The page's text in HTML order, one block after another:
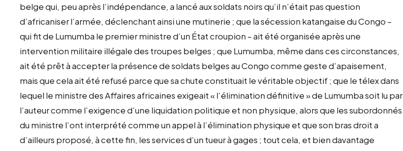
belge qui, peu après l’indépendance, a lancé aux soldats noirs qu’il n’était pas question
d’africaniser l’armée, déclenchant ainsi une mutinerie ; que la sécession katangaise du Congo –
qui fit de Lumumba le premier ministre d’un État croupion – ait été organisée après une
intervention militaire illégale des troupes belges ; que Lumumba, même dans ces circonstances,
ait été prêt à accepter la présence de soldats belges au Congo comme geste d’apaisement,
mais que cela ait été refusé parce que sa chute constituait le véritable objectif ; que le télex dans
lequel le ministre des Affaires africaines exigeait « l’élimination définitive » de Lumumba soit lu par
l’auteur comme l’exigence d’une liquidation politique et non physique, alors que les subordonnés
du ministre l’ont interprété comme un appel à l’élimination physique et que son bras droit a
d’ailleurs proposé, à cette fin, les services d’un tueur à gages ; tout cela, et bien davantage